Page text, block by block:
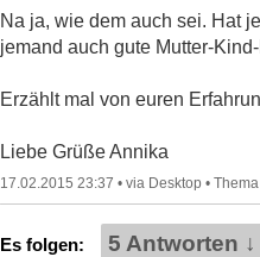
Na ja, wie dem auch sei. Hat
jemand auch gute Mutter-
Erzählt mal von euren
Liebe Grüße Annika
17.02.2015 23:37 • •
5 Antworten ↓